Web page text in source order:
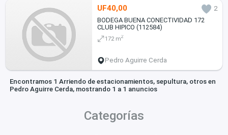
UF40,00
2
BODEGA BUENA CONECTIVIDAD 172
CLUB HIPICO (112584)
172 m2
Pedro Aguirre Cerda
Encontramos 1 Arriendo de estacionamientos, sepultura, otros en
Pedro Aguirre Cerda, mostrando 1 a 1 anuncios
Categorías